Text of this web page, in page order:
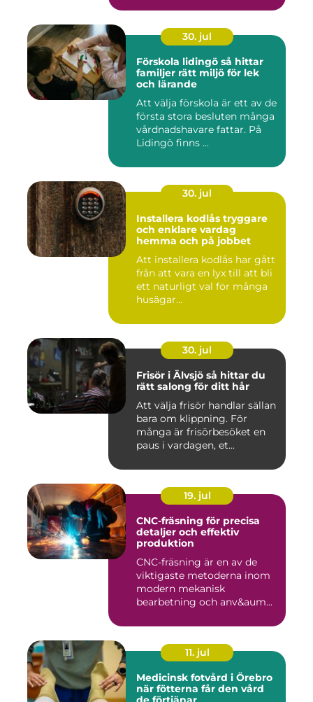
30. jul
Förskola lidingö så hittar
familjer rätt miljö för lek
och lärande
Att välja förskola är ett av de
första stora besluten många
vårdnadshavare fattar. På
Lidingö finns ...
30. jul
Installera kodlås tryggare
och enklare vardag
hemma och på jobbet
Att installera kodlås har gått
från att vara en lyx till att bli
ett naturligt val för många
husägar...
30. jul
Frisör i Älvsjö så hittar du
rätt salong för ditt hår
Att välja frisör handlar sällan
bara om klippning. För
många är frisörbesöket en
paus i vardagen, et...
19. jul
CNC-fräsning för precisa
detaljer och effektiv
produktion
CNC-fräsning är en av de
viktigaste metoderna inom
modern mekanisk
bearbetning och anv&aum...
11. jul
Medicinsk fotvård i Örebro
när fötterna får den vård